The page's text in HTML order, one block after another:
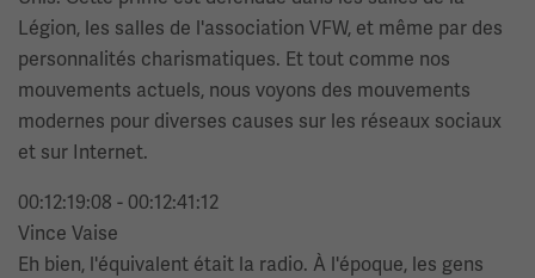
Légion, les salles de l'association VFW, et même par des
personnalités charismatiques. Et tout comme nos
mouvements actuels, nous voyons des mouvements
modernes pour diverses causes sur les réseaux sociaux
et sur Internet.
00:12:19:08 - 00:12:41:12
Vince Vaise
Eh bien, l'équivalent était la radio. À l'époque, les gens